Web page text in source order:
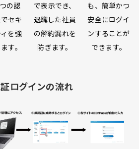
の認
セキ
を強
す。
で表示でき、
退職した社員
の解約漏れを
防ぎます。
も、簡単かつ
安全にログイ
ンすることが
できます。
ログインの流れ